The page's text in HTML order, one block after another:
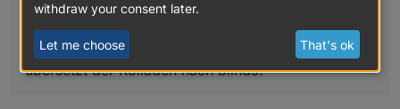
so richtig?
übersetzt der Rolladen nach blinds?
withdraw your consent later.
Let me choose That's ok